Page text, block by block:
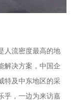
人流密度最高的地
解决方案，中国企
特及中东地区的采
乎，一边为来访嘉